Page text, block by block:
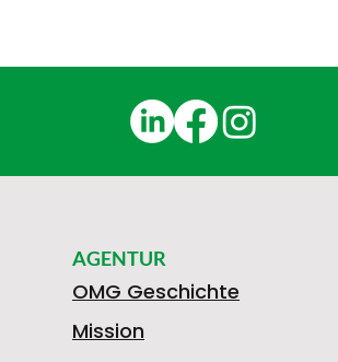
AGENTUR
OMG Geschichte
Mission